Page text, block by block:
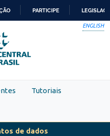
PARA
O
CONTEÚDO
PARTICIPE
ENGLISH
Tutoriais
de dados